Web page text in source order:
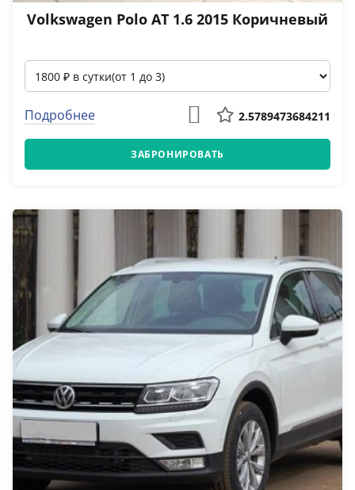
Volkswagen Polo АТ 1.6 2015 Коричневый
Подробнее 2.5789473684211
ЗАБРОНИРОВАТЬ